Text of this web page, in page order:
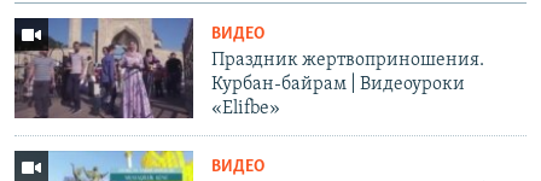
ВИДЕО
Праздник жертвоприношения.
Курбан-байрам | Видеоуроки
«Elifbe»
ВИДЕО